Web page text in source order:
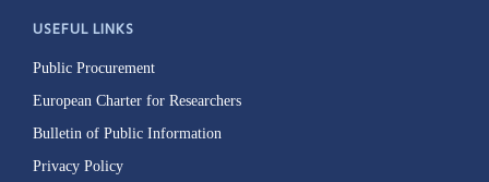
USEFUL LINKS
Public Procurement
European Charter for Researchers
Bulletin of Public Information
Privacy Policy